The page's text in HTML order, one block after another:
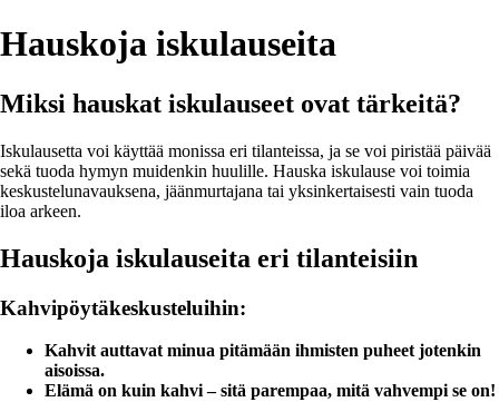
Hauskoja iskulauseita
Miksi hauskat iskulauseet ovat tärkeitä?
Iskulausetta voi käyttää monissa eri tilanteissa, ja se voi piristää päivää
sekä tuoda hymyn muidenkin huulille. Hauska iskulause voi toimia
keskustelunavauksena, jäänmurtajana tai yksinkertaisesti vain tuoda
iloa arkeen.
Hauskoja iskulauseita eri tilanteisiin
Kahvipöytäkeskusteluihin:
Kahvit auttavat minua pitämään ihmisten puheet jotenkin
aisoissa.
Elämä on kuin kahvi – sitä parempaa, mitä vahvempi se on!